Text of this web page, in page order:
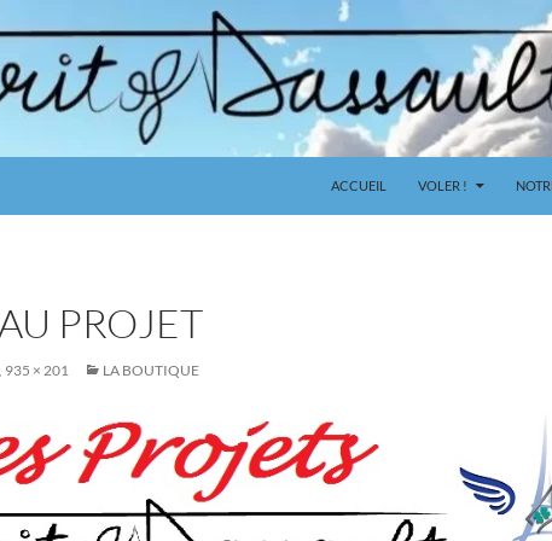
ACCUEIL VOLER !
PROJET
935 × 201 LA BOUTIQUE